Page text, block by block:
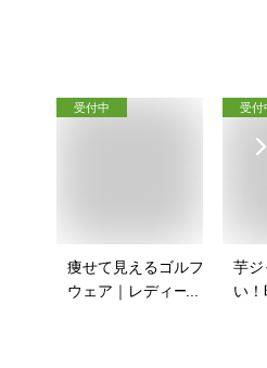
受付中
痩せて見えるゴルフ
ウェア｜レディース
受付
芋ジ
い